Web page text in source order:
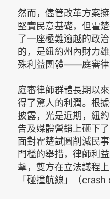
然而，儘管改革方案
堅實民意基礎，但霍
了一座極難逾越的政
的，是紐約州內財力
殊利益團體——庭審律
庭審律師群體長期以
得了驚人的利潤。根
披露，光是近期，紐
告及媒體營銷上砸下
面對霍楚試圖削減民
門檻的舉措，律師利
擊，雙方在立法議程
「碰撞航線」（crash